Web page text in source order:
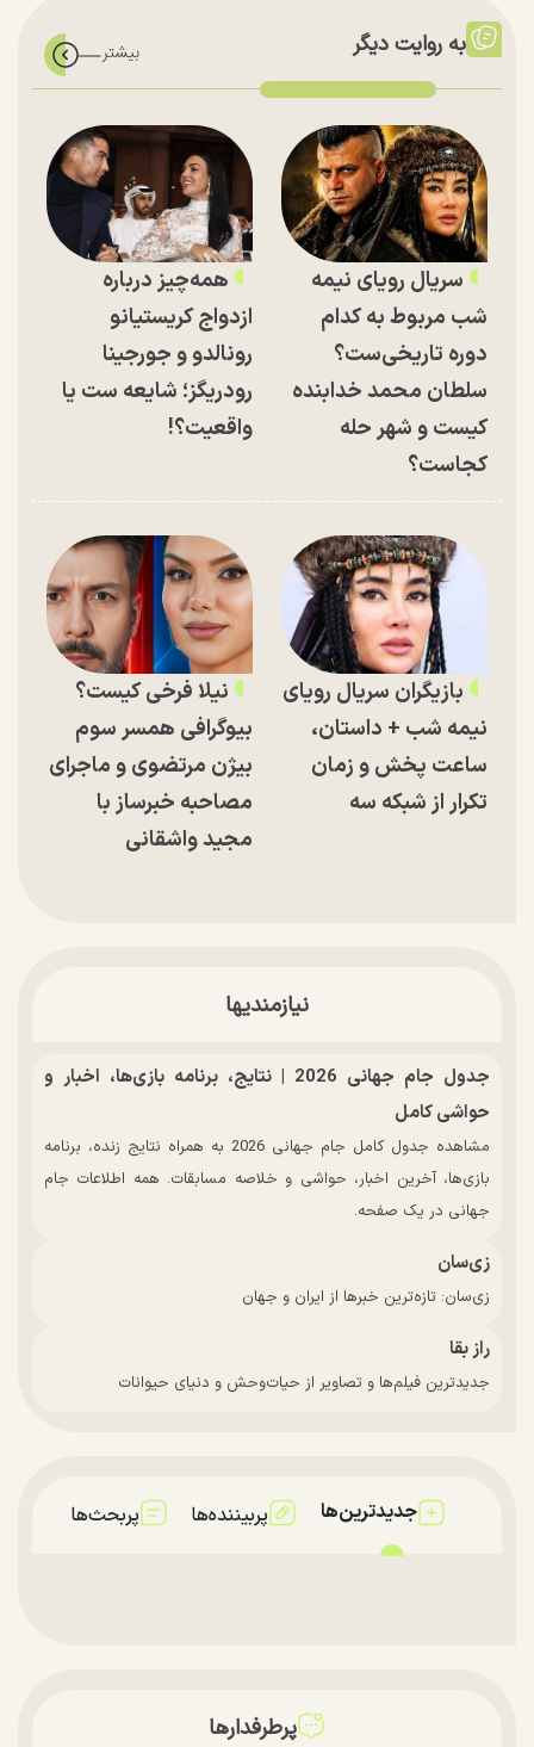
به روایت دیگر
سریال رویای نیمه
شب مربوط به کدام
دوره تاریخی‌ست؟
سلطان محمد خدابنده
کیست و شهر حله
کجاست؟
همه‌چیز درباره
ازدواج کریستیانو
رونالدو و جورجینا
رودریگز؛ شایعه ست یا
واقعیت؟!
بازیگران سریال رویای
نیمه شب + داستان،
ساعت پخش و زمان
تکرار از شبکه سه
نیلا فرخی کیست؟
بیوگرافی همسر سوم
بیژن مرتضوی و ماجرای
مصاحبه خبرساز با
مجید واشقانی
نیازمندیها
جدول جام جهانی 2026 | نتایج، برنامه بازی‌ها، اخبار و
حواشی کامل
مشاهده جدول کامل جام جهانی 2026 به همراه نتایج زنده، برنامه
بازی‌ها، آخرین اخبار، حواشی و خلاصه مسابقات. همه اطلاعات جام
جهانی در یک صفحه.
زی‌سان
زی‌سان: تازه‌ترین خبرها از ایران و جهان
راز بقا
جدیدترین فیلم‌ها و تصاویر از حیات‌وحش و دنیای حیوانات
جدیدترین‌ها پربیننده‌ها پربحث‌ها
پرطرفدارها